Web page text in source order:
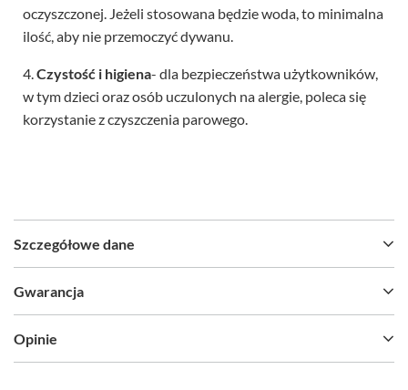
oczyszczonej. Jeżeli stosowana będzie woda, to minimalna
ilość, aby nie przemoczyć dywanu.
4.Czystość i higiena- dla bezpieczeństwa użytkowników,
w tym dzieci oraz osób uczulonych na alergie, poleca się
korzystanie z czyszczenia parowego.
Szczegółowe dane
Gwarancja
Opinie